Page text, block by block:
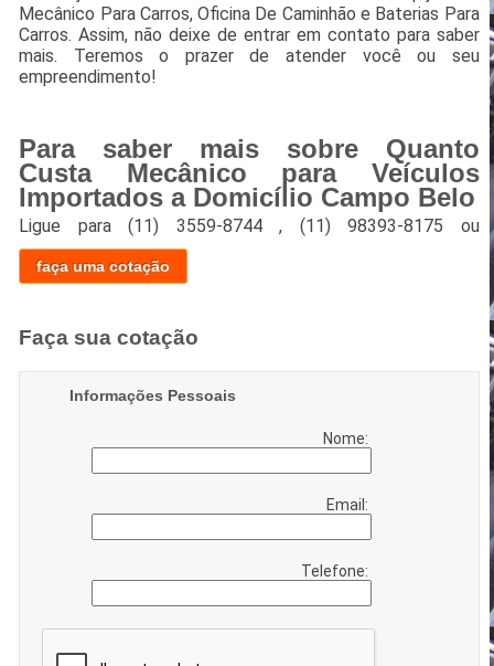
Mecânico Para Carros, Oficina De Caminhão e Baterias Para
Carros. Assim, não deixe de entrar em contato para saber
mais. Teremos o prazer de atender você ou seu
empreendimento!
Para saber mais sobre Quanto
Custa Mecânico para Veículos
Importados a Domicílio Campo Belo
Ligue para(11) 3559-8744 , (11) 98393-8175 ou
faça uma cotação
Faça sua cotação
Informações Pessoais
Nome:
Email:
Telefone: